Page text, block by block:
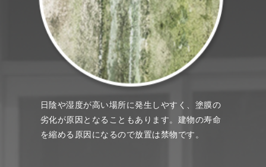
日陰や湿度が高い場所に発生しやすく、塗膜の
劣化が原因となることもあります。建物の寿命
を縮める原因になるので放置は禁物です。